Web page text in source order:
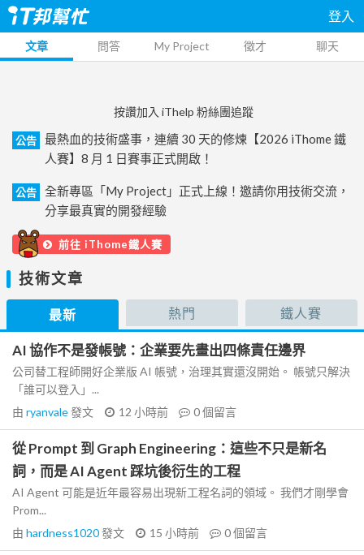
登入
文章 問答 My Project 徵才 聊天
按讚加入 iThelp 粉絲團追蹤
公告
最熱血的技術盛事，連續 30 天的修煉【2026 iThome 鐵
人賽】8 月 1 日賽事正式開啟！
公告
全新專區「My Project」正式上線！邀請你用技術交流，
分享最真實的開發經驗
前往 iThome鐵人賽
技術文章
最新 熱門 鐵人賽
AI 協作不是發帳號：企業要先畫出四條責任邊界
公司替工程師開好企業版 AI 帳號，治理其實還沒開始。 帳號只解決
「誰可以登入」...
由 ryanvale發文 12 小時前 0個留言
從 Prompt 到 Graph Engineering：這些不只是新名
詞，而是 AI Agent 踩坑後衍生的工程
AI Agent 可能是近年最容易出現新工程名詞的領域。 我們才剛學會
Prom...
由 hardness1020發文 15 小時前 0個留言